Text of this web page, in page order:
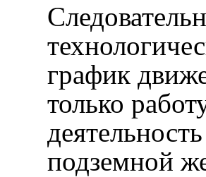
график
только
подземной